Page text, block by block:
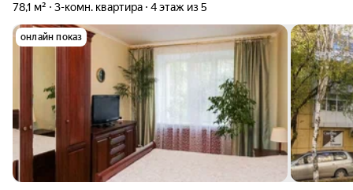
78,1 м² 3-комн. квартира 4 этаж из 5
онлайн показ